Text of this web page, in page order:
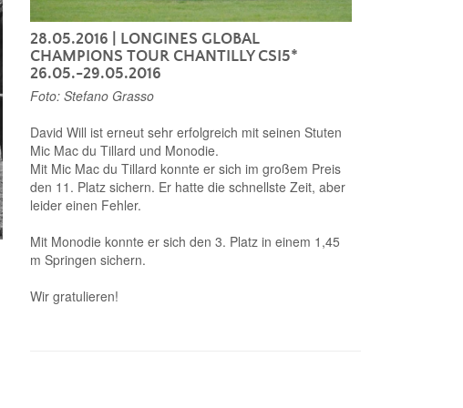
28.05.2016 | LONGINES GLOBAL
CHAMPIONS TOUR CHANTILLY CSI5*
26.05.-29.05.2016
Foto: Stefano Grasso
David Will ist erneut sehr erfolgreich mit seinen Stuten
Mic Mac du Tillard und Monodie.
Mit Mic Mac du Tillard konnte er sich im großem Preis
den 11. Platz sichern. Er hatte die schnellste Zeit, aber
leider einen Fehler.
Mit Monodie konnte er sich den 3. Platz in einem 1,45
m Springen sichern.
Wir gratulieren!